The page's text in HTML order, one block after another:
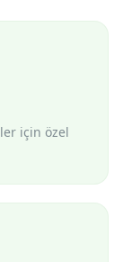
için özel